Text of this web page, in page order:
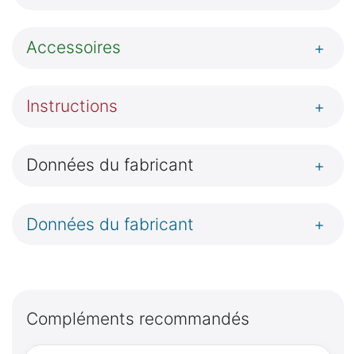
Accessoires +
Instructions +
Données du fabricant +
Données du fabricant +
Compléments recommandés